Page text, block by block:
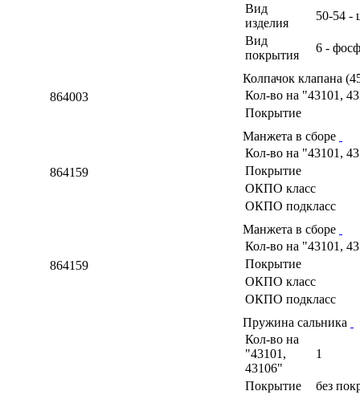
Вид
изделия
50-54 -
Вид
покрытия
6 -
864003
Колпачок клапана
Кол-во на "43101,
Покрытие
864159
Манжета в сборе
Кол-во на "43101,
Покрытие
ОКПО класс
ОКПО подкласс
864159
Манжета в сборе
Кол-во на "43101,
Покрытие
ОКПО класс
ОКПО подкласс
Пружина сальника
Кол-во на
"43101,
43106"
1
Покрытие
без